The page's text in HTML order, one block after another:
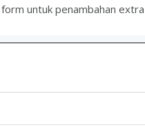
untuk penambahan